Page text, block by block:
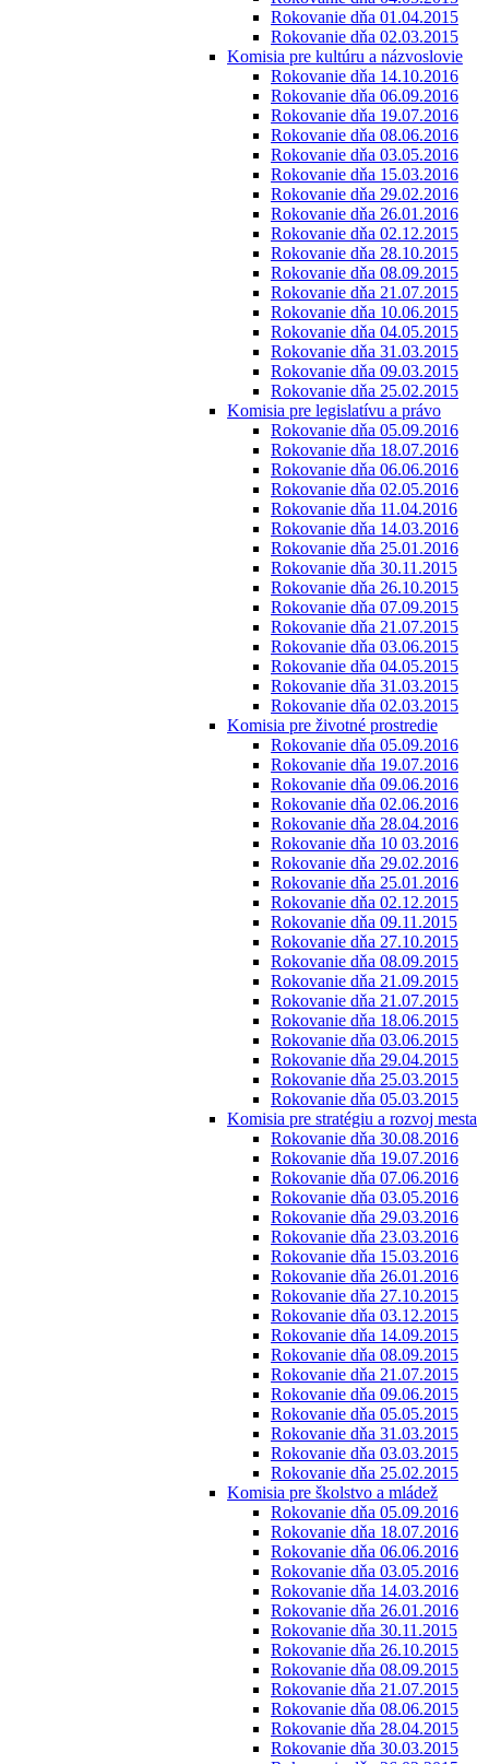
Rokovanie dňa 01.04.2015
Rokovanie dňa 02.03.2015
Komisia pre kultúru a názvoslovie
Rokovanie dňa 14.10.2016
Rokovanie dňa 06.09.2016
Rokovanie dňa 19.07.2016
Rokovanie dňa 08.06.2016
Rokovanie dňa 03.05.2016
Rokovanie dňa 15.03.2016
Rokovanie dňa 29.02.2016
Rokovanie dňa 26.01.2016
Rokovanie dňa 02.12.2015
Rokovanie dňa 28.10.2015
Rokovanie dňa 08.09.2015
Rokovanie dňa 21.07.2015
Rokovanie dňa 10.06.2015
Rokovanie dňa 04.05.2015
Rokovanie dňa 31.03.2015
Rokovanie dňa 09.03.2015
Rokovanie dňa 25.02.2015
Komisia pre legislatívu a právo
Rokovanie dňa 05.09.2016
Rokovanie dňa 18.07.2016
Rokovanie dňa 06.06.2016
Rokovanie dňa 02.05.2016
Rokovanie dňa 11.04.2016
Rokovanie dňa 14.03.2016
Rokovanie dňa 25.01.2016
Rokovanie dňa 30.11.2015
Rokovanie dňa 26.10.2015
Rokovanie dňa 07.09.2015
Rokovanie dňa 21.07.2015
Rokovanie dňa 03.06.2015
Rokovanie dňa 04.05.2015
Rokovanie dňa 31.03.2015
Rokovanie dňa 02.03.2015
Komisia pre životné prostredie
Rokovanie dňa 05.09.2016
Rokovanie dňa 19.07.2016
Rokovanie dňa 09.06.2016
Rokovanie dňa 02.06.2016
Rokovanie dňa 28.04.2016
Rokovanie dňa 10 03.2016
Rokovanie dňa 29.02.2016
Rokovanie dňa 25.01.2016
Rokovanie dňa 02.12.2015
Rokovanie dňa 09.11.2015
Rokovanie dňa 27.10.2015
Rokovanie dňa 08.09.2015
Rokovanie dňa 21.09.2015
Rokovanie dňa 21.07.2015
Rokovanie dňa 18.06.2015
Rokovanie dňa 03.06.2015
Rokovanie dňa 29.04.2015
Rokovanie dňa 25.03.2015
Rokovanie dňa 05.03.2015
Komisia pre stratégiu a rozvoj mesta
Rokovanie dňa 30.08.2016
Rokovanie dňa 19.07.2016
Rokovanie dňa 07.06.2016
Rokovanie dňa 03.05.2016
Rokovanie dňa 29.03.2016
Rokovanie dňa 23.03.2016
Rokovanie dňa 15.03.2016
Rokovanie dňa 26.01.2016
Rokovanie dňa 27.10.2015
Rokovanie dňa 03.12.2015
Rokovanie dňa 14.09.2015
Rokovanie dňa 08.09.2015
Rokovanie dňa 21.07.2015
Rokovanie dňa 09.06.2015
Rokovanie dňa 05.05.2015
Rokovanie dňa 31.03.2015
Rokovanie dňa 03.03.2015
Rokovanie dňa 25.02.2015
Komisia pre školstvo a mládež
Rokovanie dňa 05.09.2016
Rokovanie dňa 18.07.2016
Rokovanie dňa 06.06.2016
Rokovanie dňa 03.05.2016
Rokovanie dňa 14.03.2016
Rokovanie dňa 26.01.2016
Rokovanie dňa 30.11.2015
Rokovanie dňa 26.10.2015
Rokovanie dňa 08.09.2015
Rokovanie dňa 21.07.2015
Rokovanie dňa 08.06.2015
Rokovanie dňa 28.04.2015
Rokovanie dňa 30.03.2015